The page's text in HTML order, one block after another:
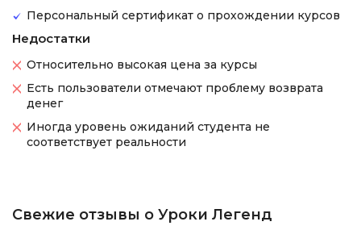
Персональный сертификат о прохождении курсов
Недостатки
Относительно высокая цена за курсы
Есть пользователи отмечают проблему возврата
денег
Иногда уровень ожиданий студента не
соответствует реальности
Свежие отзывы о Уроки Легенд